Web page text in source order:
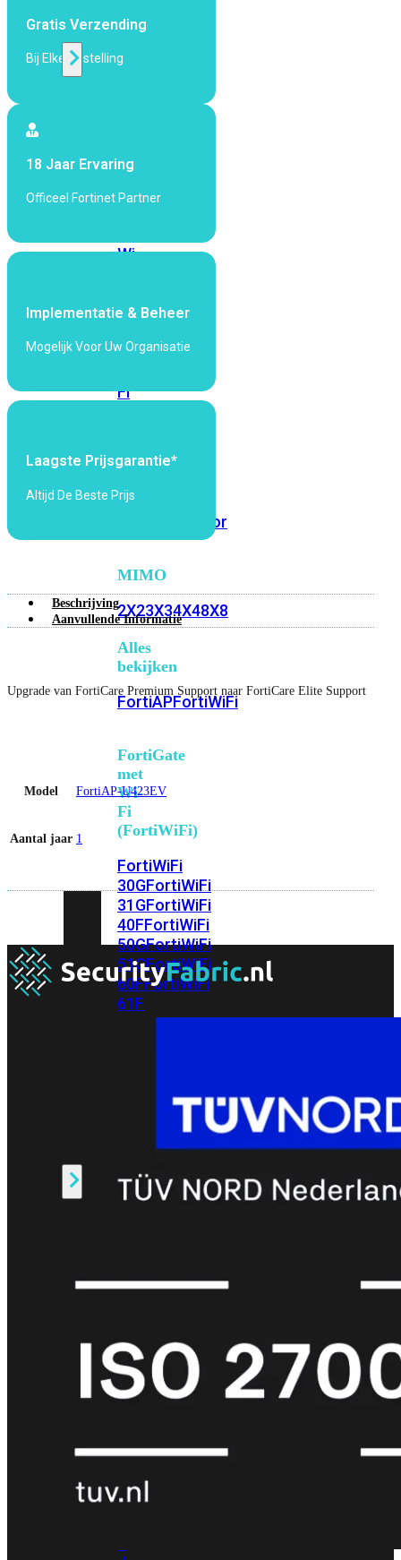
WiFi
Fi
Wi-
Fi
Fi
Fi
Fi
Omgeving
Outdoor
MIMO
2X23X34X48X8
Alles
bekijken
FortiAPFortiWiFi
FortiGate
met
Wi-
Fi
(FortiWiFi)
FortiWiFi
30GFortiWiFi
31GFortiWiFi
40FFortiWiFi
50GFortiWiFi
51GFortiWiFi
60FFortiWiFi
61F
FortiWiFi
FortiCare
FortiCare
Essentials FortiCare
Premium
FortiCare
Elite
FortiCare
RMA
Gratis Verzending
Bij Elke Bestelling
18 Jaar Ervaring
Officeel Fortinet Partner
Implementatie & Beheer
Mogelijk Voor Uw Organisatie
Laagste Prijsgarantie*
Altijd De Beste Prijs
Beschrijving
Aanvullende Informatie
Upgrade van FortiCare Premium Support naar FortiCare Elite Support
Model FortiAP-U423EV
Aantal jaar 1